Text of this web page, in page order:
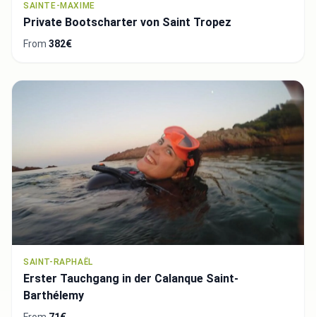
SAINTE-MAXIME
Private Bootscharter von Saint Tropez
From 382€
SAINT-RAPHAËL
Erster Tauchgang in der Calanque Saint-
Barthélemy